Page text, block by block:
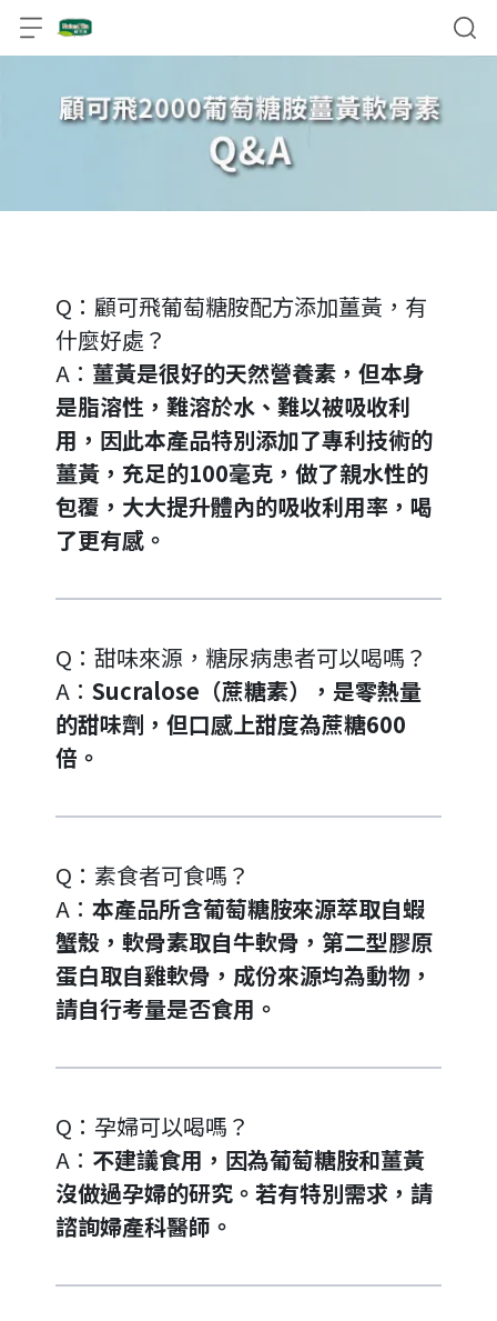
Q：顧可飛葡萄糖胺配方添加薑黃，有
什麼好處？
A： 薑黃是很好的天然營養素，但本身
是脂溶性，難溶於水、難以被吸收利
用，因此本產品特別添加了專利技術的
薑黃，充足的100毫克，做了親水性的
包覆，大大提升體內的吸收利用率，喝
了更有感。
Q：甜味來源，糖尿病患者可以喝嗎？
A： Sucralose（蔗糖素），是零熱量
的甜味劑，但口感上甜度為蔗糖600
倍。
Q：素食者可食嗎？
A： 本產品所含葡萄糖胺來源萃取自蝦
蟹殼，軟骨素取自牛軟骨，第二型膠原
蛋白取自雞軟骨，成份來源均為動物，
請自行考量是否食用。
Q：孕婦可以喝嗎？
A： 不建議食用，因為葡萄糖胺和薑黃
沒做過孕婦的研究。若有特別需求，請
諮詢婦產科醫師。